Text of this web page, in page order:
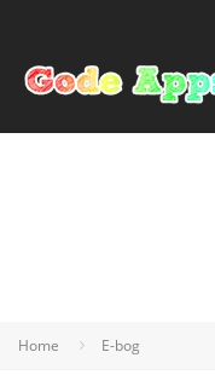
Home E-bog